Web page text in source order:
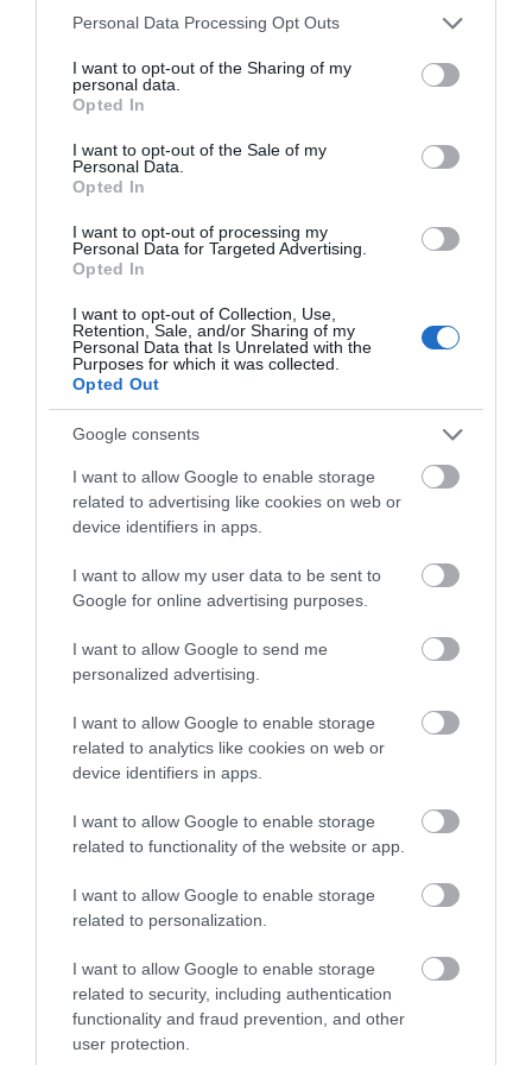
Please note that this website/app uses one or more Google
not limited to your visit or usage behaviour. You may click to
grant or deny consent to Google and its third-party tags to
use your data for below specified purposes in below Google
consent section.
Personal Data Processing Opt Outs
I want to opt-out of the Sharing of my
personal data.
Opted In
I want to opt-out of the Sale of my
Personal Data.
Opted In
I want to opt-out of processing my
Personal Data for Targeted Advertising.
Opted In
I want to opt-out of Collection, Use,
Retention, Sale, and/or Sharing of my
Personal Data that Is Unrelated with the
Purposes for which it was collected.
Opted Out
Google consents
I want to allow Google to enable storage
related to advertising like cookies on web or
device identifiers in apps.
I want to allow my user data to be sent to
Google for online advertising purposes.
I want to allow Google to send me
personalized advertising.
I want to allow Google to enable storage
related to analytics like cookies on web or
device identifiers in apps.
I want to allow Google to enable storage
related to functionality of the website or app.
I want to allow Google to enable storage
related to personalization.
I want to allow Google to enable storage
related to security, including authentication
functionality and fraud prevention, and other
user protection.
07.08.2026 | 16:30
Διακοπές στην Κάρυστο: Το Χωνί
είναι ο προορισμός για
07.08.2026 | 16:15
Δύο ακόμη στελέχη αποχωρούν
καταγγέλλοντας κλειστό
σύστημα αποφάσεων
07.08.2026 | 16:00
Εικόνες ντροπής από
ασυνείδητους στην Εύβοια:
Πετούν ογκώδη αντικείμενα όπου
βρουν
07.08.2026 | 15:45
Σκύρος: Επέστρεψαν στην Εύβοια
οι πυροσβέστες που έδωσαν μάχη
με τις φλόγες – Έφτασαν στην
Νέα αποκάλυψη του evima: Αυτές
οι εθελοντικές ομάδες της
Εύβοιας ενισχύονται με
07.08.2026 | 15:15
Κωνσταντοπούλου από τη
είναι ατύχημα, είναι έγκλημα
διαρκές και συνεχιζόμενο
Μεγάλη προσοχή δρόμος έχει
07.08.2026 | 14:45
Πότε θα πληρωθούν οι συντάξεις
Όλες οι τελευταίες ειδήσεις
ΠΕΡΙΣΣΟΤΕΡΑ ΑΠΟ ΑΘΛΗΤΙΚΑ
Έσπασαν πιάτα στο
κεφάλι του Αταμάν –
Α. Ο. Χαλκίς: Στον